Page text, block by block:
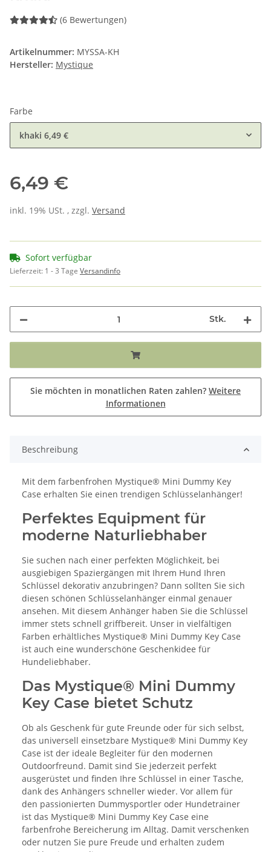
(6 Bewertungen)
Artikelnummer: MYSSA-KH
Hersteller: Mystique
Farbe
khaki 6,49 €
6,49 €
inkl. 19% USt. , zzgl. Versand
Sofort verfügbar
Lieferzeit: 1 - 3 Tage Versandinfo
Stk.
Sie möchten in monatlichen Raten zahlen? Weitere
Informationen
Beschreibung
Mit dem farbenfrohen Mystique® Mini Dummy Key
Case erhalten Sie einen trendigen Schlüsselanhänger!
Perfektes Equipment für
moderne Naturliebhaber
Sie suchen nach einer perfekten Möglichkeit, bei
ausgiebigen Spaziergängen mit Ihrem Hund Ihren
Schlüssel dekorativ anzubringen? Dann sollten Sie sich
diesen schönen Schlüsselanhänger einmal genauer
ansehen. Mit diesem Anhänger haben Sie die Schlüssel
immer stets schnell griffbereit. Unser in vielfältigen
Farben erhältliches Mystique® Mini Dummy Key Case
ist auch eine wunderschöne Geschenkidee für
Hundeliebhaber.
Das Mystique® Mini Dummy
Key Case bietet Schutz
Ob als Geschenk für gute Freunde oder für sich selbst,
das universell einsetzbare Mystique® Mini Dummy Key
Case ist der ideale Begleiter für den modernen
Outdoorfreund. Damit sind Sie jederzeit perfekt
ausgerüstet und finden Ihre Schlüssel in einer Tasche,
dank des Anhängers schneller wieder. Vor allem für
den passionierten Dummysportler oder Hundetrainer
ist das Mystique® Mini Dummy Key Case eine
farbenfrohe Bereicherung im Alltag. Damit verschenken
oder nutzen Sie pure Freude und erhalten zudem